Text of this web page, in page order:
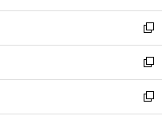
開
く
ウ
で
開
く
ン
ド
ウ
で
開
く
ウ
ィ
ン
ド
ウ
で
開
し
い
ウ
ィ
ン
ド
ウ
新
し
い
ウ
ィ
ン
新
し
い
ウ
新
し